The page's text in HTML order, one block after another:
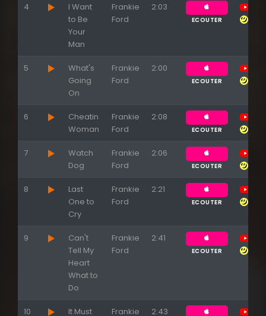
Appuyez sur ENTREE pour valider...
4
I Want
to Be
Your
Man
Frankie
Ford
2:03
ECOUTER
5
What's
Going
On
Frankie
Ford
2:00
ECOUTER
6
Cheatin
Woman
Frankie
Ford
2:08
ECOUTER
7
Watch
Dog
Frankie
Ford
2:06
ECOUTER
8
Last
One to
Cry
Frankie
Ford
2:21
ECOUTER
9
Can't
Tell My
Heart
What to
Do
Frankie
Ford
2:41
ECOUTER
10
It Must
Frankie
2:43